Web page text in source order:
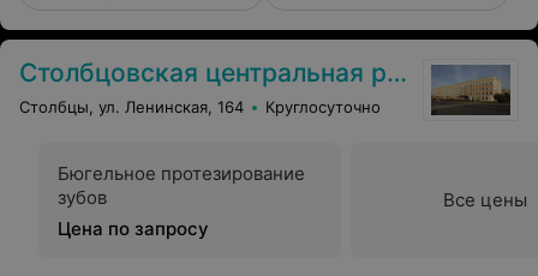
Столбцовская центральная районная больница
Столбцы, ул. Ленинская, 164 Круглосуточно
Бюгельное протезирование
зубов
Цена по запросу
Все цены